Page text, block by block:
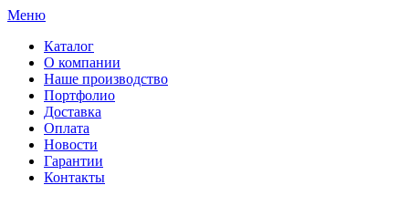
Меню
Каталог
О компании
Наше производство
Портфолио
Доставка
Оплата
Новости
Гарантии
Контакты